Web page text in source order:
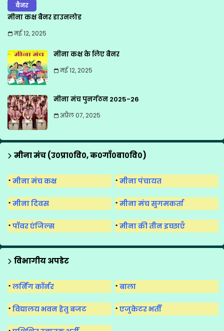
बैनर
मीना कक्ष बैनर डाउनलोड
मई 12, 2025
मीना कक्ष के लिए बैनर
मई 12, 2025
मीना मंच पुनर्गठन 2025-26
अप्रैल 07, 2025
मीना मंच (उ०प्रा०वि०, क०गाँ०बा०वि०)
मीना मंच कक्ष मीना पंचायत
मीना दिवस मीना मंच सुगमकर्ता
पॉवर एंजिल्स मीना की तीन इच्छाएँ
विभागीय अपडेट
लर्निंग कॉर्नर बाला
विद्यालय भवन हेतु बजट एजुकेटर भर्ती